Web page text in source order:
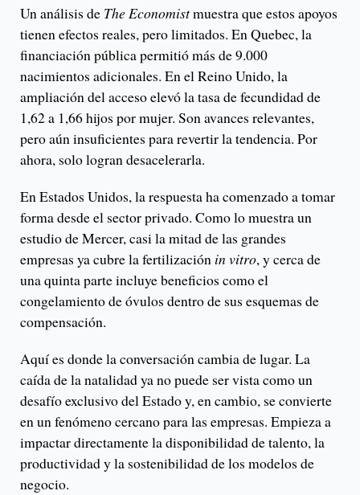
Un análisis de The Economistmuestra que estos apoyos
tienen efectos reales, pero limitados. En Quebec, la
financiación pública permitió más de 9.000
nacimientos adicionales. En el Reino Unido, la
ampliación del acceso elevó la tasa de fecundidad de
1,62 a 1,66 hijos por mujer. Son avances relevantes,
pero aún insuficientes para revertir la tendencia. Por
ahora, solo logran desacelerarla.
En Estados Unidos, la respuesta ha comenzado a tomar
forma desde el sector privado. Como lo muestra un
estudio de Mercer, casi la mitad de las grandes
empresas ya cubre la fertilización in vitro, y cerca de
una quinta parte incluye beneficios como el
congelamiento de óvulos dentro de sus esquemas de
compensación.
Aquí es donde la conversación cambia de lugar. La
caída de la natalidad ya no puede ser vista como un
desafío exclusivo del Estado y, en cambio, se convierte
en un fenómeno cercano para las empresas. Empieza a
impactar directamente la disponibilidad de talento, la
productividad y la sostenibilidad de los modelos de
negocio.